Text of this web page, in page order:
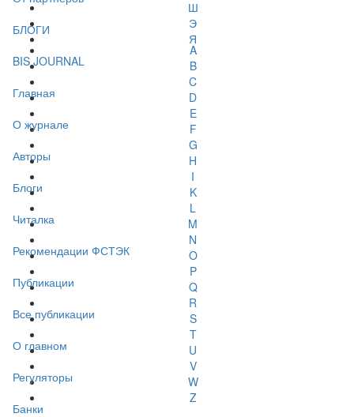
БЛОГИ
BIS JOURNAL
Главная
О журнале
Авторы
Блоги
Читалка
Рекомендации ФСТЭК
Публикации
Все публикации
О главном
Регуляторы
Банки
Ш
Э
Я
A
B
C
D
E
F
G
H
I
K
L
M
N
O
P
Q
R
S
T
U
V
W
Z